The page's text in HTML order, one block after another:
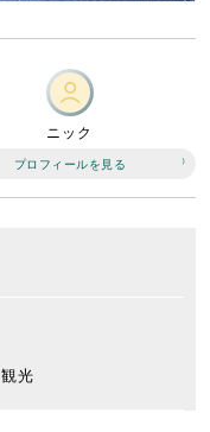
ニック
プロフィールを見る
光